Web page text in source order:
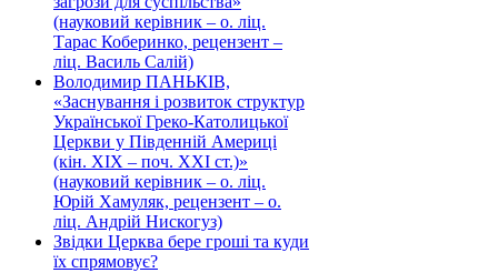
(науковий керівник – о. ліц.
Тарас Коберинко, рецензент –
ліц. Василь Салій)
Володимир ПАНЬКІВ,
«Заснування і розвиток структур
Української Греко-Католицької
Церкви у Південній Америці
(кін. ХІХ – поч. ХХІ ст.)»
(науковий керівник – о. ліц.
Юрій Хамуляк, рецензент – о.
ліц. Андрій Нискогуз)
Звідки Церква бере гроші та куди
їх спрямовує?